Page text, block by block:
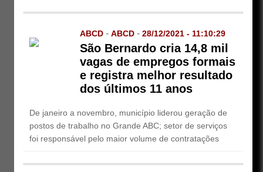
ABCD -ABCD -28/12/2021 - 11:10:29
São Bernardo cria 14,8 mil
vagas de empregos formais
e registra melhor resultado
dos últimos 11 anos
De janeiro a novembro, município liderou geração de
postos de trabalho no Grande ABC; setor de serviços
foi responsável pelo maior volume de contratações